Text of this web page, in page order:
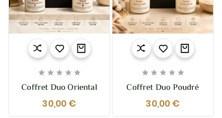
    
Coffret Duo Oriental
30,00 €
    
Coffret Duo Poudré
30,00 €